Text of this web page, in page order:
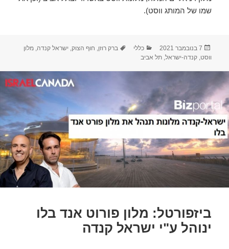
שמו של המותג ווסט).
פורסם
בתאריך
7 בנובמבר 2021 קטגוריות
כללי תגיות
ברק רוזן, חוף הצוק, ישראל קנדה,מלון
ווסט,קנדה-ישראל,תל אביב
ביזפורטל: מלון פורוט אנד בלו
ינוהל ע"י ישראל קנדה